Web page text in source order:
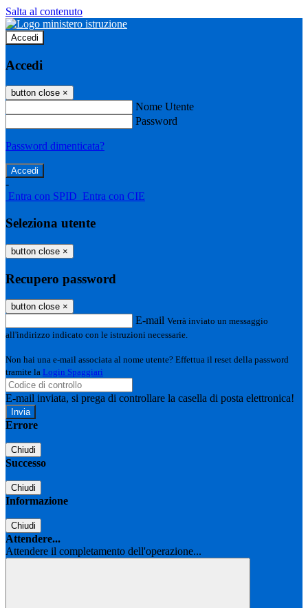
Salta al contenuto
Accedi
Accedi
button close ×
Nome Utente
Password
Password dimenticata?
-
Entra con SPID Entra con CIE
Seleziona utente
button close ×
Recupero password
button close ×
E-mail Verrà inviato un messaggio
all'indirizzo indicato con le istruzioni necessarie.
Non hai una e-mail associata al nome utente? Effettua il reset della password
tramite la Login Spaggiari
E-mail inviata, si prega di controllare la casella di posta elettronica!
Errore
Chiudi
Successo
Chiudi
Informazione
Chiudi
Attendere...
Attendere il completamento dell'operazione...